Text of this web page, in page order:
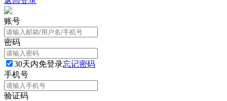
账号
密码
30天内免登录忘记密码
手机号
验证码